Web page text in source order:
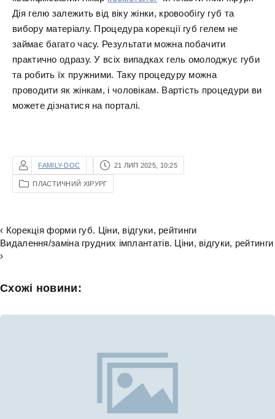
Дія гелю залежить від віку жінки, кровообігу губ та
вибору матеріалу. Процедура корекції губ гелем не
займає багато часу. Результати можна побачити
практично одразу. У всіх випадках гель омолоджує губи
та робить їх пружними. Таку процедуру можна
проводити як жінкам, і чоловікам. Вартість процедури ви
можете дізнатися на порталі.
FAMILY-DOC 21 ЛИП 2025, 10:25
ПЛАСТИЧНИЙ ХІРУРГ
‹ Корекція форми губ. Ціни, відгуки, рейтинги
Видалення/заміна грудних імплантатів. Ціни, відгуки, рейтинги
›
Схожі новини: